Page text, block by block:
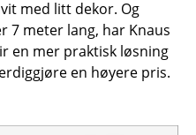
med litt dekor. Og
7 meter lang, har Knaus
en mer praktisk løsning
en høyere pris.